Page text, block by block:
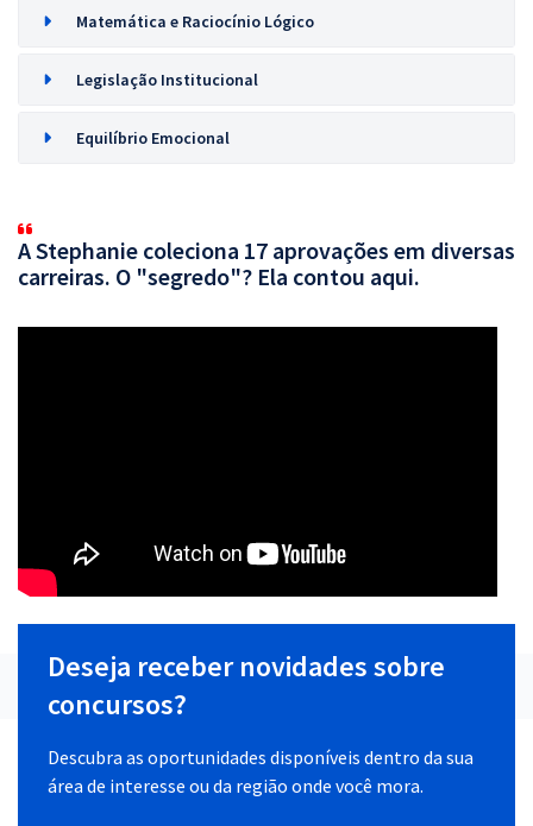
Matemática e Raciocínio Lógico
Legislação Institucional
Equilíbrio Emocional
A Stephanie coleciona 17 aprovações em diversas
carreiras. O "segredo"? Ela contou aqui.
Deseja receber novidades sobre
concursos?
Descubra as oportunidades disponíveis dentro da sua
área de interesse ou da região onde você mora.